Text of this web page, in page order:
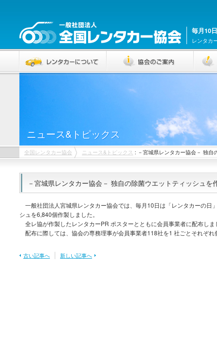
毎月10
レンタカ
ニュース&トピックス
全国レンタカー協会 ニュース&トピックス : －宮城県レンタカー協会－ 独自
－宮城県レンタカー協会－ 独自の除菌ウエットティッシュを
一般社団法人宮城県レンタカー協会では、毎月10日は「レンタカーの日
シュを6,840個作製しました。
全レ協が作製したレンタカーPR ポスターとともに会員事業者に配布しま
配布に際しては、協会の専務理事が会員事業者118社を1 社ごとそれぞ
古い記事へ 新しい記事へ